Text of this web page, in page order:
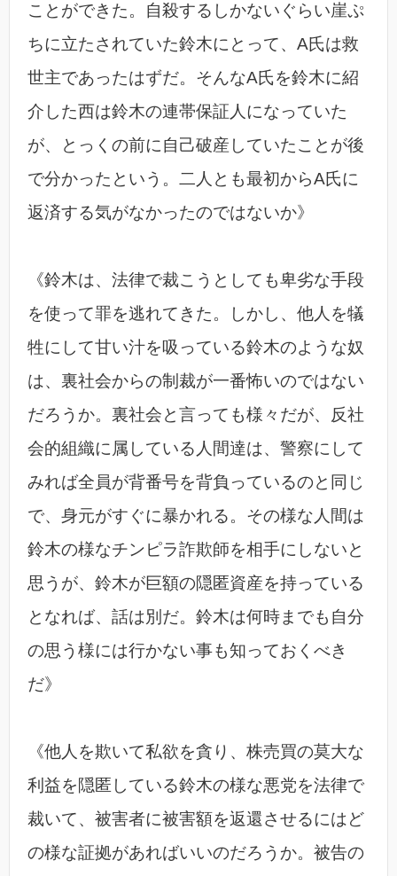
ことができた。自殺するしかないぐらい崖ぷ
ちに立たされていた鈴木にとって、A氏は救
世主であったはずだ。そんなA氏を鈴木に紹
介した西は鈴木の連帯保証人になっていた
が、とっくの前に自己破産していたことが後
で分かったという。二人とも最初からA氏に
返済する気がなかったのではないか》
《鈴木は、法律で裁こうとしても卑劣な手段
を使って罪を逃れてきた。しかし、他人を犠
牲にして甘い汁を吸っている鈴木のような奴
は、裏社会からの制裁が一番怖いのではない
だろうか。裏社会と言っても様々だが、反社
会的組織に属している人間達は、警察にして
みれば全員が背番号を背負っているのと同じ
で、身元がすぐに暴かれる。その様な人間は
鈴木の様なチンピラ詐欺師を相手にしないと
思うが、鈴木が巨額の隠匿資産を持っている
となれば、話は別だ。鈴木は何時までも自分
の思う様には行かない事も知っておくべき
だ》
《他人を欺いて私欲を貪り、株売買の莫大な
利益を隠匿している鈴木の様な悪党を法律で
裁いて、被害者に被害額を返還させるにはど
の様な証拠があればいいのだろうか。被告の